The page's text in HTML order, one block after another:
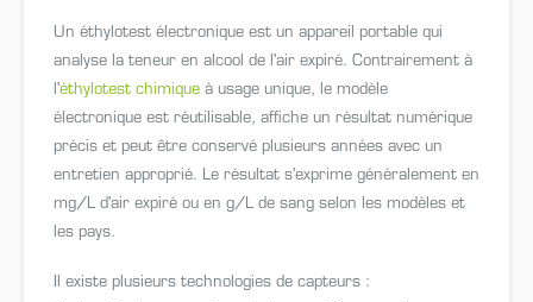
Un éthylotest électronique est un appareil portable qui
analyse la teneur en alcool de l'air expiré. Contrairement à
l'éthylotest chimique à usage unique, le modèle
électronique est réutilisable, affiche un résultat numérique
précis et peut être conservé plusieurs années avec un
entretien approprié. Le résultat s'exprime généralement en
mg/L d'air expiré ou en g/L de sang selon les modèles et
les pays.
Il existe plusieurs technologies de capteurs :